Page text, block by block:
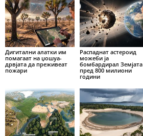
Дигитални алатки им
помагаат на џошуа-
дрвјата да преживеат
пожари
Распаднат астероид
можеби ја
бомбардирал Земјата
пред 800 милиони
години